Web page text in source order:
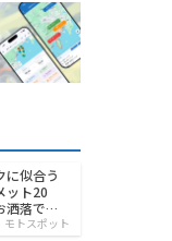
に似合う
ット20
洒落でワ
モトスポット